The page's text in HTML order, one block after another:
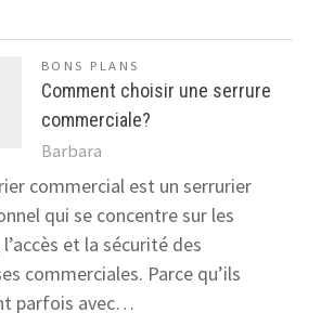
BONS PLANS
Comment choisir une serrure
commerciale?
Barbara
commercial est un serrurier
qui se concentre sur les
et la sécurité des
commerciales. Parce qu’ils
parfois avec…